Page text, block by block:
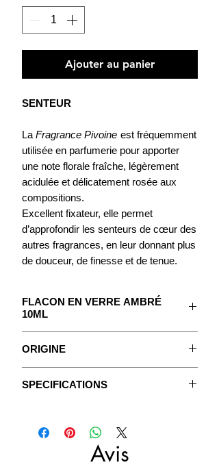
Ajouter au panier
SENTEUR
La Fragrance Pivoine est fréquemment
utilisée en parfumerie pour apporter
une note florale fraîche, légèrement
acidulée et délicatement rosée aux
compositions.
Excellent fixateur, elle permet
d’approfondir les senteurs de cœur des
autres fragrances, en leur donnant plus
de douceur, de finesse et de tenue.
FLACON EN VERRE AMBRÉ
10ML
Avec un mode d'emploi détaillé.
ORIGINE
plante vivace à racines tubéreuses,
Chine.
La pivoine herbacée est connue depuis
l’Antiquité aussi bien par les Grecs que
SPECIFICATIONS
huileux concentrés purs, non dilués,
sans huile végétale ni aucun alcool
Avis